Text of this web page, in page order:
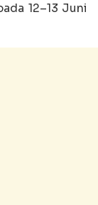
12–13 Juni